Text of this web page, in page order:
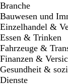
Branche
Bauwesen und
Einzelhandel &
Essen & Trinken
Fahrzeuge &
Finanzen &
Gesundheit &
Dienste